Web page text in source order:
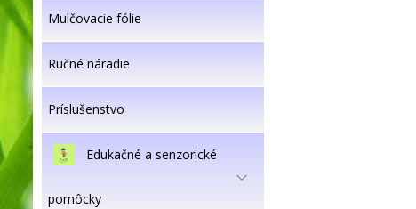
Mulčovacie fólie
Ručné náradie
Príslušenstvo
Edukačné a senzorické
pomôcky